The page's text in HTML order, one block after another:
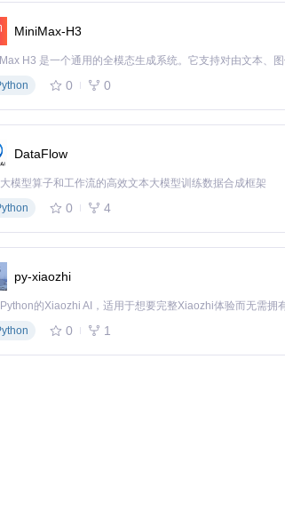
预编译二进制安装。
MiniMax-H3
0 0
DataFlow
模型算子和工作流的高效文本大模型训练数据合成框架
0 4
py-xiaozhi
0 1